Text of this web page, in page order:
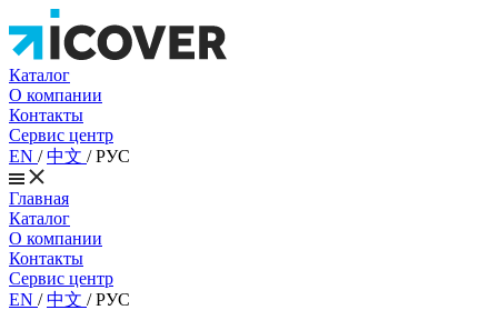
Каталог
О компании
Контакты
Сервис центр
EN /中文 /РУС
Главная
Каталог
О компании
Контакты
Сервис центр
EN /中文 /РУС